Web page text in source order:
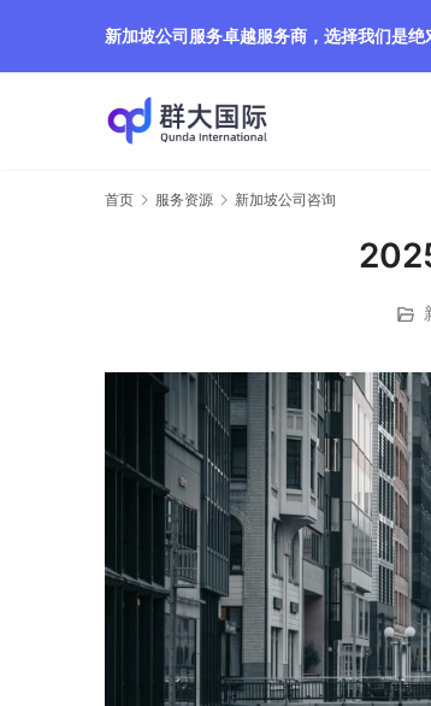
首页 服务资源 新加坡公司咨询
新加坡公司服务卓越服务商，选择我们是